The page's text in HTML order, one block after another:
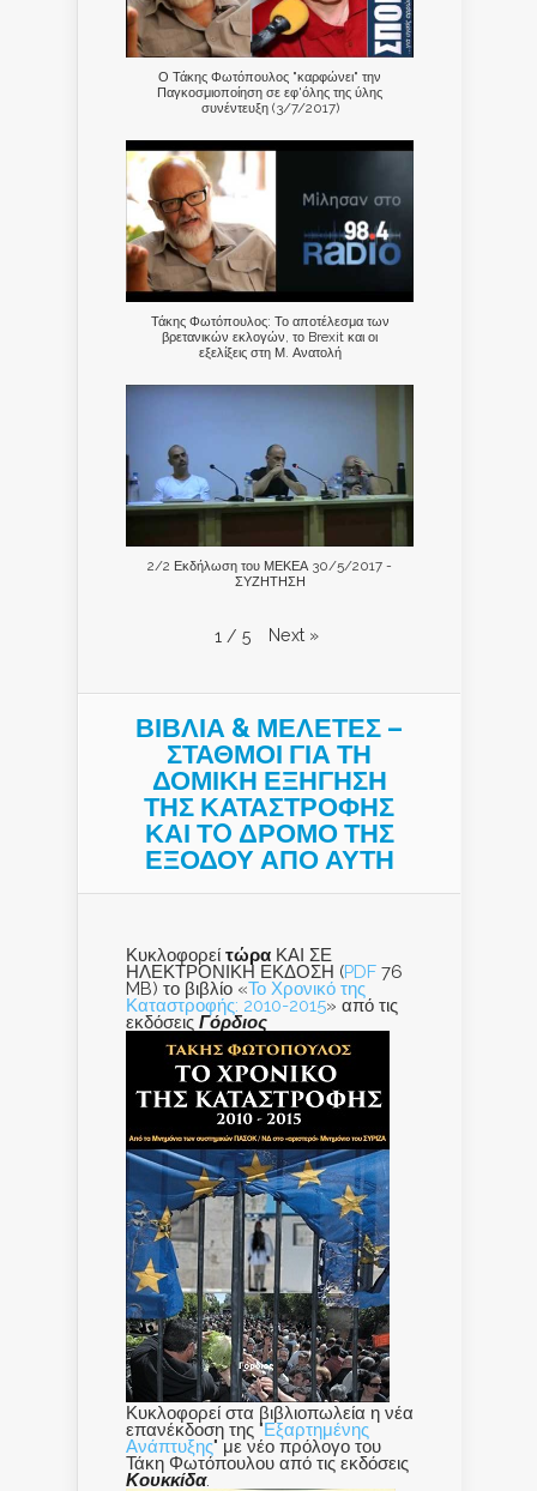
Ο Τάκης Φωτόπουλος "καρφώνει" την
Παγκοσμιοποίηση σε εφ'όλης της ύλης
συνέντευξη (3/7/2017)
Τάκης Φωτόπουλος: Το αποτέλεσμα των
βρετανικών εκλογών, το Brexit και οι
εξελίξεις στη Μ. Ανατολή
2/2 Εκδήλωση του ΜΕΚΕΑ 30/5/2017 -
ΣΥΖΗΤΗΣΗ
1 / 5 Next »
ΒΙΒΛΙΑ & ΜΕΛΕΤΕΣ –
ΣΤΑΘΜΟΙ ΓΙΑ ΤΗ
ΔΟΜΙΚΗ ΕΞΗΓΗΣΗ
ΤΗΣ ΚΑΤΑΣΤΡΟΦΗΣ
ΚΑΙ ΤO ΔΡΟΜΟ ΤΗΣ
ΕΞΟΔΟΥ ΑΠΟ ΑΥΤΗ
Κυκλοφορεί τώρα ΚΑΙ ΣΕ
ΗΛΕΚΤΡΟΝΙΚΗ ΕΚΔΟΣΗ (PDF 76
MB) το βιβλίο «Το Χρονικό της
Καταστροφής: 2010-2015» από τις
εκδόσεις Γόρδιος
Κυκλοφορεί στα βιβλιοπωλεία η νέα
επανέκδοση της "Εξαρτημένης
Ανάπτυξης" με νέο πρόλογο του
Τάκη Φωτόπουλου από τις εκδόσεις
Κουκκίδα.